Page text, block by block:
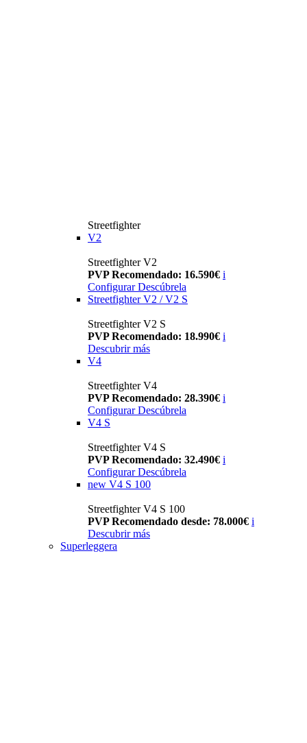
Streetfighter
V2
Streetfighter V2
PVP Recomendado: 16.590€ i
Configurar Descúbrela
Streetfighter V2 / V2 S
Streetfighter V2 S
PVP Recomendado: 18.990€ i
Descubrir más
V4
Streetfighter V4
PVP Recomendado: 28.390€ i
Configurar Descúbrela
V4 S
Streetfighter V4 S
PVP Recomendado: 32.490€ i
Configurar Descúbrela
new V4 S 100
Streetfighter V4 S 100
PVP Recomendado desde: 78.000€ i
Descubrir más
Superleggera